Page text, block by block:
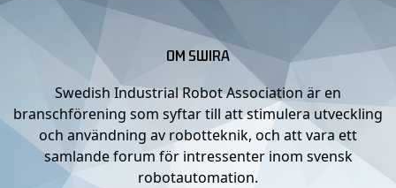
OM SWIRA
Swedish Industrial Robot Association är en
branschförening som syftar till att stimulera utveckling
och användning av robotteknik, och att vara ett
samlande forum för intressenter inom svensk
robotautomation.